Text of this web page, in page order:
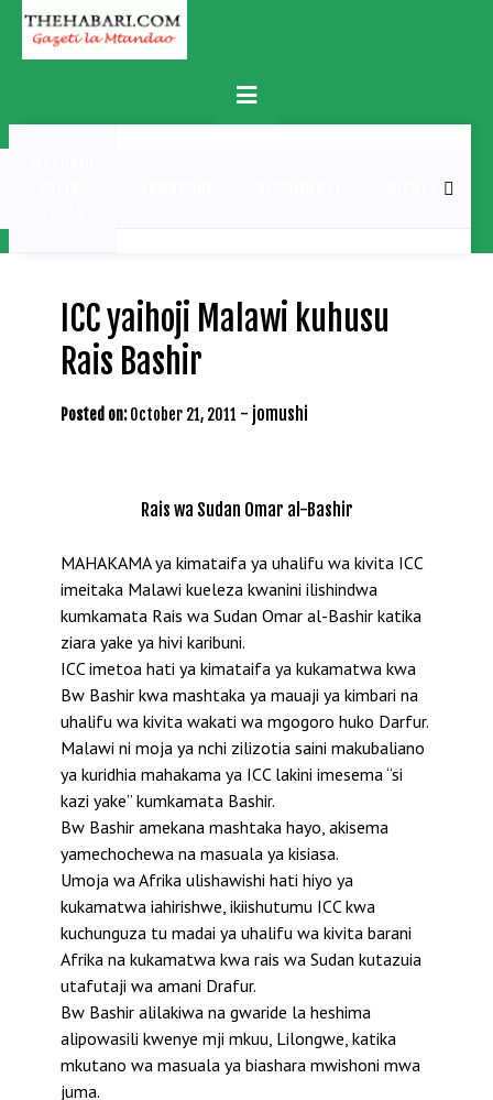
Skip
content
Primary
Menu
MICHEZO
ICC yaihoji Malawi kuhusu
Rais Bashir
Posted on: October 21, 2011 - jomushi
Rais wa Sudan Omar al-Bashir
MAHAKAMA ya kimataifa ya uhalifu wa kivita ICC
imeitaka Malawi kueleza kwanini ilishindwa
kumkamata Rais wa Sudan Omar al-Bashir katika
ziara yake ya hivi karibuni.
ICC imetoa hati ya kimataifa ya kukamatwa kwa
Bw Bashir kwa mashtaka ya mauaji ya kimbari na
uhalifu wa kivita wakati wa mgogoro huko Darfur.
Malawi ni moja ya nchi zilizotia saini makubaliano
ya kuridhia mahakama ya ICC lakini imesema “si
kazi yake” kumkamata Bashir.
Bw Bashir amekana mashtaka hayo, akisema
yamechochewa na masuala ya kisiasa.
Umoja wa Afrika ulishawishi hati hiyo ya
kukamatwa iahirishwe, ikiishutumu ICC kwa
kuchunguza tu madai ya uhalifu wa kivita barani
Afrika na kukamatwa kwa rais wa Sudan kutazuia
utafutaji wa amani Drafur.
Bw Bashir alilakiwa na gwaride la heshima
alipowasili kwenye mji mkuu, Lilongwe, katika
mkutano wa masuala ya biashara mwishoni mwa
juma.